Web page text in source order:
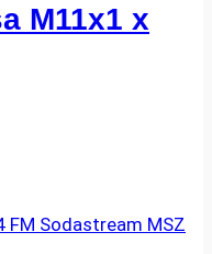
M11x1 x